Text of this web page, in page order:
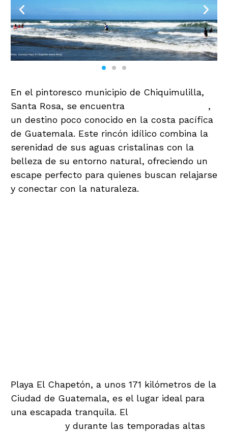
En el pintoresco municipio de Chiquimulilla,
Santa Rosa, se encuentra
,
un destino poco conocido en la costa pacífica
de Guatemala. Este rincón idílico combina la
serenidad de sus aguas cristalinas con la
belleza de su entorno natural, ofreciendo un
escape perfecto para quienes buscan relajarse
y conectar con la naturaleza.
Playa El Chapetón, a unos 171 kilómetros de la
Ciudad de Guatemala, es el lugar ideal para
una escapada tranquila. El
y durante las temporadas altas